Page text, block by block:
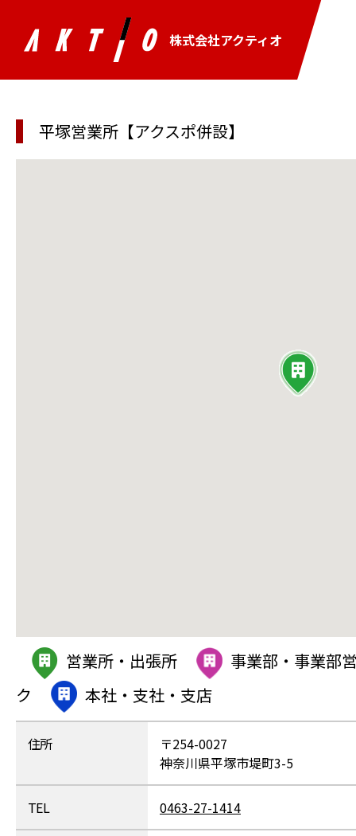
株式会社アクティオ
平塚営業所【アクスポ併設】
営業所・出張所
事業部・事業部
ク
本社・支社・支店
住所
〒254-0027
神奈川県平塚市堤町3-5
TEL 0463-27-1414